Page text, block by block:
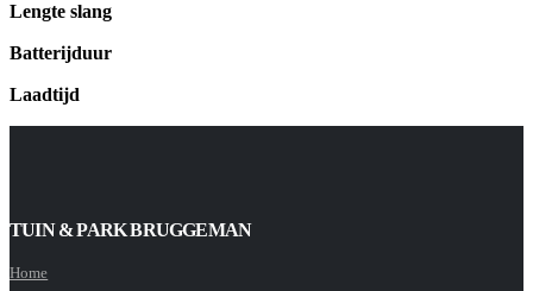
Lengte slang
Batterijduur
Laadtijd
TUIN & PARK BRUGGEMAN
Home